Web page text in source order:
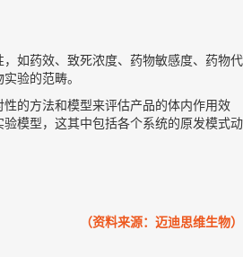
如药效、致死浓度、药物敏感度、药物代
验的范畴。
的方法和模型来评估产品的体内作用效
模型，这其中包括各个系统的原发模式动
（资料来源：迈迪思维生物）